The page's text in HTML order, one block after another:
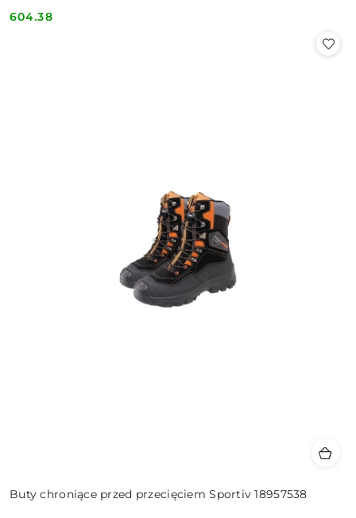
Cena:
604.38
Buty chroniące przed przecięciem Sportiv 18957538